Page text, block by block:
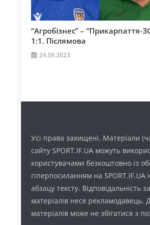
“Агробізнес” – “Прикарпаття-
1:1. Післямова
24.09.2023
Усі права захищені. Матеріали
сайту SPORT.IF.UA можуть
користувачами безкоштовно із
гіперпосиланням на
абзацу тексту. Відповідальність
матеріалів несе рекламодавець.
матеріалів може не збігатися з